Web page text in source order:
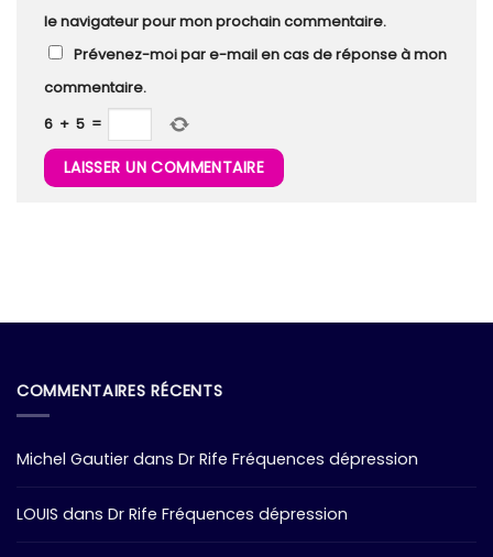
le navigateur pour mon prochain commentaire.
Prévenez-moi par e-mail en cas de réponse à mon
commentaire.
6 + 5 =
COMMENTAIRES RÉCENTS
Michel Gautier dans Dr Rife Fréquences dépression
LOUIS dans Dr Rife Fréquences dépression